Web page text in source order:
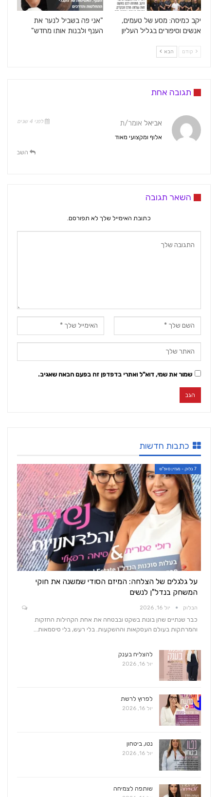
יקב כמיסה: מסע של טעמים,
אנשים וסיפורים בגליל העליון
"אני פה בשביל לנער את
הענף ולבנות אותו מחדש"
קודם הבא
תגובה אחת
אביאל אומר/ת לפני 4 שנים
אלוף ומקצועי מאוד
השב
השאר תגובה
כתובת האימייל שלך לא תפורסם.
שמור את שמי, דוא"ל ואתרי בדפדפן זה בפעם הבאה שאגיב.
כתבות חדשות
7 בלוק - מגזין סופ"ש
על גלגלים של הצלחה: המיזם הסודי שמשנה את חוקי
המשחק בנדל"ן לנשים
הבלוק יול 16, 2026
כבר שנתיים שהן בונות בשקט ובבטחה את אחת הקהילות החזקות
והמרתקות בעולם העסקאות וההשקעות. בלי רעש, בלי סיסמאות…
להצליח בענק
יול 16, 2026
לפרוץ לרשת
יול 16, 2026
נטו, ביטחון
יול 16, 2026
שותפה לצמיחה